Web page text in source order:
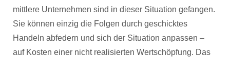
mittlere Unternehmen sind in dieser Situation gefangen.
Sie können einzig die Folgen durch geschicktes
Handeln abfedern und sich der Situation anpassen –
auf Kosten einer nicht realisierten Wertschöpfung. Das